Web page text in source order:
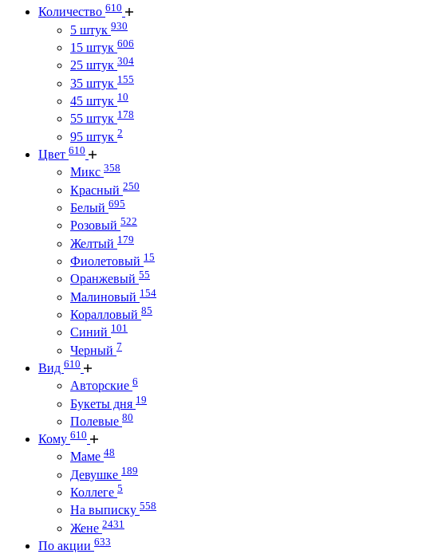
Количество 610
5 штук 930
15 штук 606
25 штук 304
35 штук 155
45 штук 10
55 штук 178
95 штук 2
Цвет 610
Микс 358
Красный 250
Белый 695
Розовый 522
Желтый 179
Фиолетовый 15
Оранжевый 55
Малиновый 154
Коралловый 85
Синий 101
Черный 7
Вид 610
Авторские 6
Букеты дня 19
Полевые 80
Кому 610
Маме 48
Девушке 189
Коллеге 5
На выписку 558
Жене 2431
По акции 633